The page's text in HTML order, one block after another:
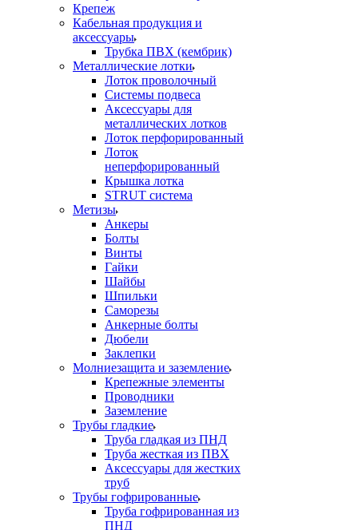
Крепеж
Кабельная продукция и
аксессуары
Трубка ПВХ (кембрик)
Металлические лотки
Лоток проволочный
Системы подвеса
Аксессуары для
металлических лотков
Лоток перфорированный
Лоток
неперфорированный
Крышка лотка
STRUT система
Метизы
Анкеры
Болты
Винты
Гайки
Шайбы
Шпильки
Саморезы
Анкерные болты
Дюбели
Заклепки
Молниезащита и заземление
Крепежные элементы
Проводники
Заземление
Трубы гладкие
Труба гладкая из ПНД
Труба жесткая из ПВХ
Аксессуары для жестких
труб
Трубы гофрированные
Труба гофрированная из
ПНД